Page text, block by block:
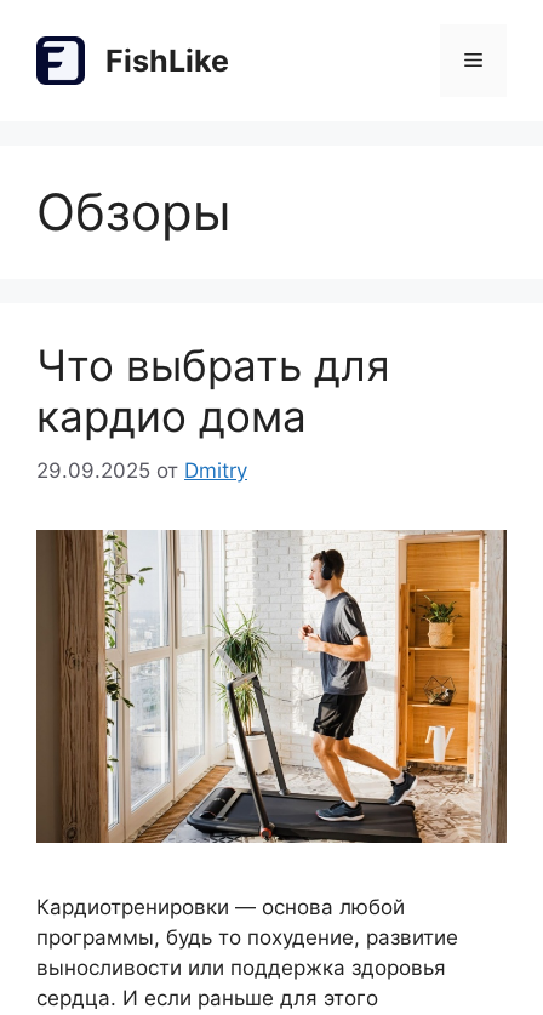
содержимомуFishLike Меню
Обзоры
Что выбрать для
кардио дома
29.09.2025 от Dmitry
Кардиотренировки — основа любой
программы, будь то похудение, развитие
выносливости или поддержка здоровья
сердца. И если раньше для этого